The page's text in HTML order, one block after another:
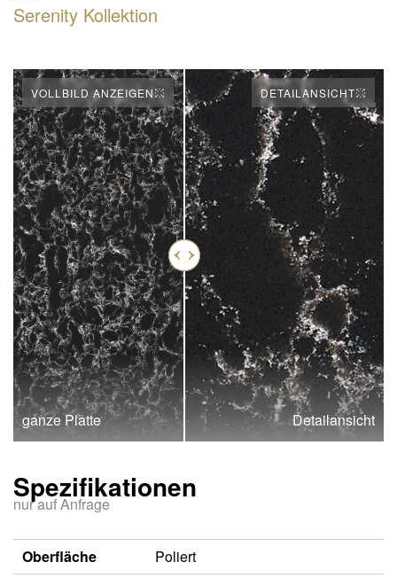
Serenity Kollektion
VOLLBILD ANZEIGEN
ganze Platte
DETAILANSICHT
Detailansicht
Spezifikationen
nur auf Anfrage
Oberfläche
Poliert